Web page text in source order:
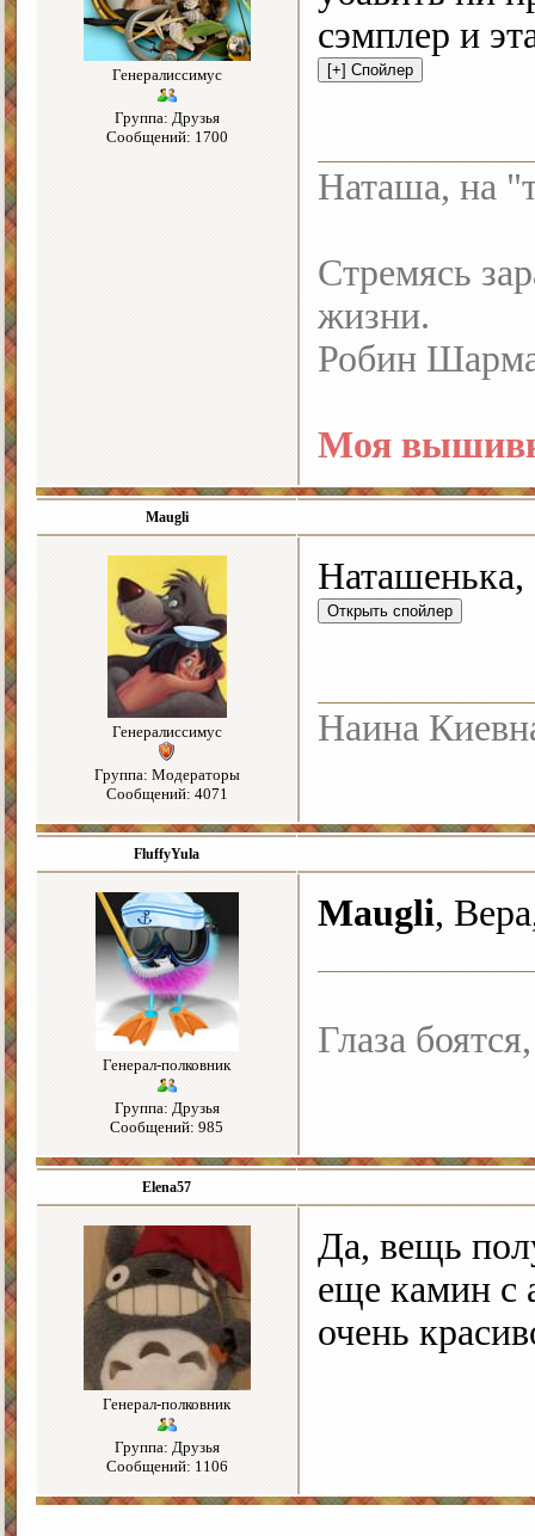
Генералиссимус
Группа: Друзья
Сообщений: 1700
сэмплер и
Наташа, на
Стремясь
жизни.
Робин
Моя
Maugli
Генералиссимус
Группа: Модераторы
Сообщений: 4071
Наташенька,
Наина
FluffyYula
Генерал-полковник
Группа: Друзья
Сообщений: 985
Maugli,
Глаза
Elena57
Генерал-полковник
Группа: Друзья
Сообщений: 1106
Да, вещь
еще камин с
очень